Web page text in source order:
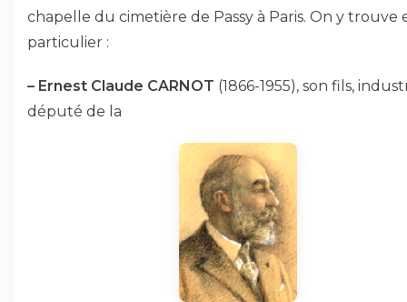
chapelle du cimetière de Passy à Paris. On y trouve
particulier :
– Ernest Claude CARNOT (1866-1955), son fils,
député de la